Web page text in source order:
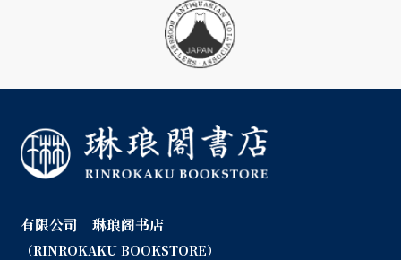
有限公司 琳琅阁书店
（RINROKAKU BOOKSTORE）